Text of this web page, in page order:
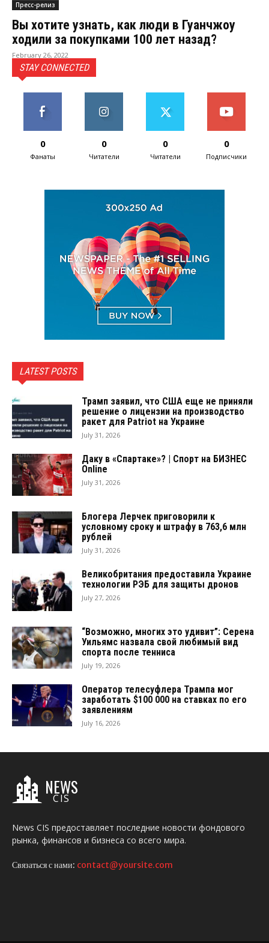
Пресс-релиз
Вы хотите узнать, как люди в Гуанчжоу
ходили за покупками 100 лет назад?
February 26, 2022
STAY CONNECTED
0
Фанаты
0
Читатели
0
Читатели
0
Подписчики
LATEST POSTS
Трамп заявил, что США еще не приняли
решение о лицензии на производство
ракет для Patriot на Украине
July 31, 2026
Даку в «Спартаке»? | Спорт на БИЗНЕС
Online
July 31, 2026
Блогера Лерчек приговорили к
условному сроку и штрафу в 763,6 млн
рублей
July 31, 2026
Великобритания предоставила Украине
технологии РЭБ для защиты дронов
July 27, 2026
“Возможно, многих это удивит”: Серена
Уильямс назвала свой любимый вид
спорта после тенниса
July 19, 2026
Оператор телесуфлера Трампа мог
заработать $100 000 на ставках по его
заявлениям
July 16, 2026
NEWS
CIS
News CIS предоставляет последние новости фондового
рынка, финансов и бизнеса со всего мира.
Связаться с нами: contact@yoursite.com